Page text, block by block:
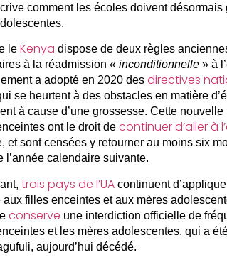
comment les écoles doivent
le Kenya dispose de deux règles
à la réadmission «inconditionnelle » à
a adopté en 2020 des directives
se heurtent à des obstacles en matière
à cause d’une grossesse. Cette
ont le droit de continuer d’aller à
et sont censées y retourner au moins six
l’année calendaire suivante.
trois pays de l’UAcontinuent
aux filles enceintes et aux mères
conserve une interdiction officielle de
et les mères adolescentes, qui a
aujourd’hui décédé.